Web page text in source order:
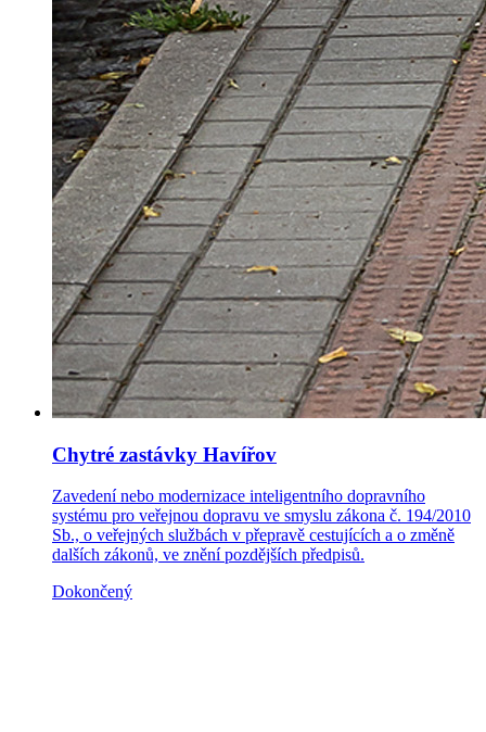
Chytré zastávky Havířov
Zavedení nebo modernizace inteligentního dopravního
systému pro veřejnou dopravu ve smyslu zákona č. 194/2010
Sb., o veřejných službách v přepravě cestujících a o změně
dalších zákonů, ve znění pozdějších předpisů.
Dokončený